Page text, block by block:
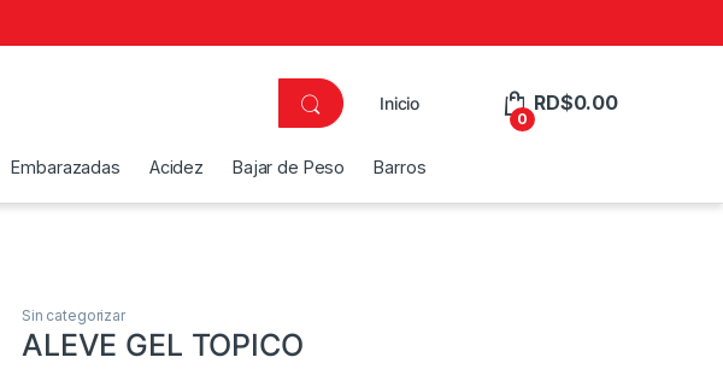
Inicio
0
RD$0.00
Embarazadas Acidez Bajar de Peso Barros
Sin categorizar
ALEVE GEL TOPICO